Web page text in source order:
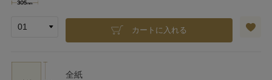
カートに入れる
全紙